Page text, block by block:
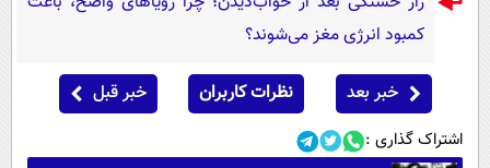
سلامت
کمبود انرژی مغز می‌شوند؟
خبر بعد نظرات کاربران خبر قبل
اشتراک گذاری :